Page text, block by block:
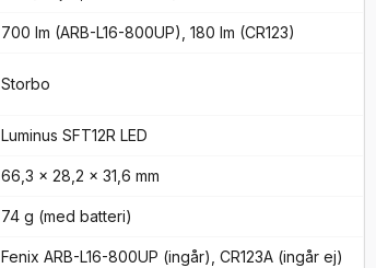
700 lm (ARB-L16-800UP), 180 lm (CR123)
Storbo
Luminus SFT12R LED
66,3 x 28,2 x 31,6 mm
74 g (med batteri)
Fenix ARB-L16-800UP (ingår), CR123A (ingår ej)